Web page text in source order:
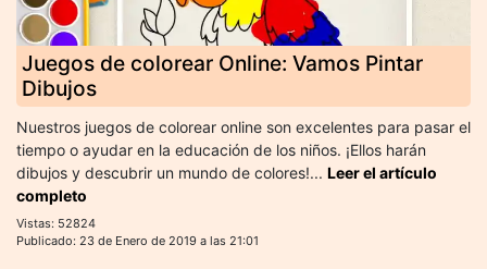
Juegos de colorear Online: Vamos Pintar
Dibujos
Nuestros juegos de colorear online son excelentes para pasar el
tiempo o ayudar en la educación de los niños. ¡Ellos harán
dibujos y descubrir un mundo de colores!... Leer el artículo
completo
Vistas: 52824
Publicado: 23 de Enero de 2019 a las 21:01